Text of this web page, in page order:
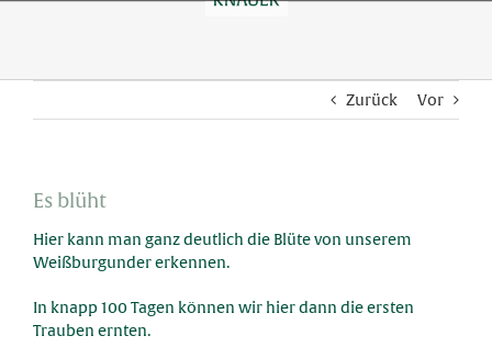
Zurück Vor
Es blüht
Hier kann man ganz deutlich die Blüte von unserem
Weißburgunder erkennen.
In knapp 100 Tagen können wir hier dann die ersten
Trauben ernten.